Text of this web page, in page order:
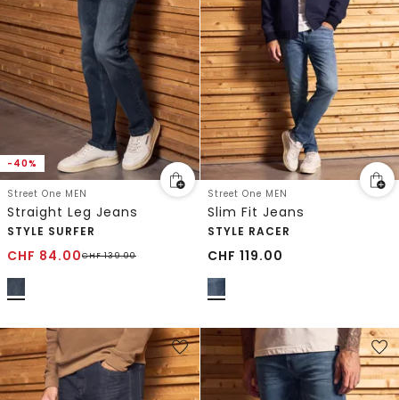
-40%
Street One MEN
Straight Leg Jeans
STYLE SURFER
CHF 84.00CHF139.00
Street One MEN
Slim Fit Jeans
STYLE RACER
CHF 119.00